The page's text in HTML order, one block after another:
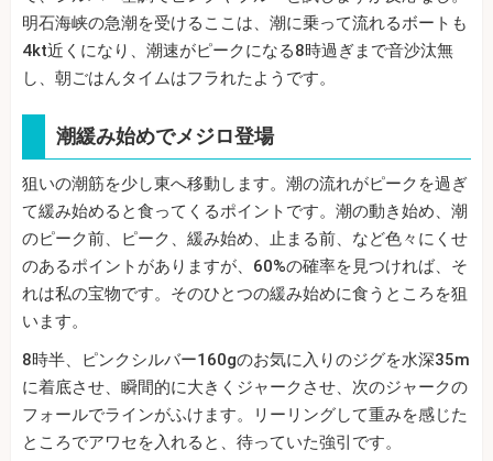
明石海峡の急潮を受けるここは、潮に乗って流れるボートも
4kt近くになり、潮速がピークになる8時過ぎまで音沙汰無
し、朝ごはんタイムはフラれたようです。
潮緩み始めでメジロ登場
狙いの潮筋を少し東へ移動します。潮の流れがピークを過ぎ
て緩み始めると食ってくるポイントです。潮の動き始め、潮
のピーク前、ピーク、緩み始め、止まる前、など色々にくせ
のあるポイントがありますが、60%の確率を見つければ、そ
れは私の宝物です。そのひとつの緩み始めに食うところを狙
います。
8時半、ピンクシルバー160gのお気に入りのジグを水深35m
に着底させ、瞬間的に大きくジャークさせ、次のジャークの
フォールでラインがふけます。リーリングして重みを感じた
ところでアワセを入れると、待っていた強引です。